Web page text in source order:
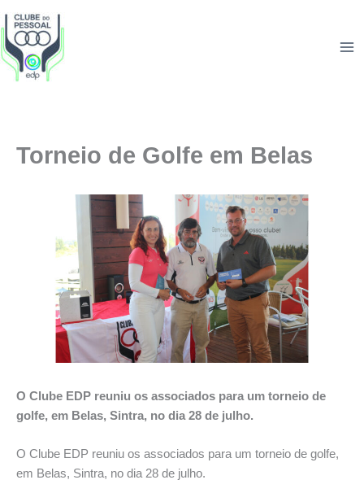
to
content
Torneio de Golfe em Belas
O Clube EDP reuniu os associados para um torneio de
golfe, em Belas, Sintra, no dia 28 de julho.
O Clube EDP reuniu os associados para um torneio de golfe,
em Belas, Sintra, no dia 28 de julho.